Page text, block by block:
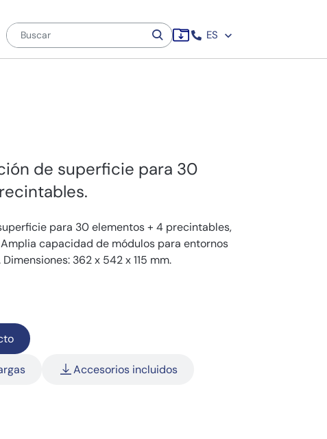
ES
de superficie para 30
para 30 elementos + 4 precintables,
capacidad de módulos para entornos
362 x 542 x 115 mm.
Accesorios incluidos